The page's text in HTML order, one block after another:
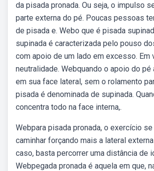
da pisada pronada. Ou seja, o impulso
parte externa do pé. Poucas pessoas
de pisada e. Webo que é pisada
supinada é caracterizada pelo pouso
com apoio de um lado em excesso. Em
neutralidade. Webquando o apoio do
em sua face lateral, sem o rolamento
pisada é denominada de supinada.
concentra todo na face interna,.
Webpara pisada pronada, o exercício
caminhar forçando mais a lateral
caso, basta percorrer uma distância de
Webpegada pronada é aquela em que,